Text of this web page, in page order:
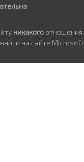
никакого отношения,
на сайте Microsoft